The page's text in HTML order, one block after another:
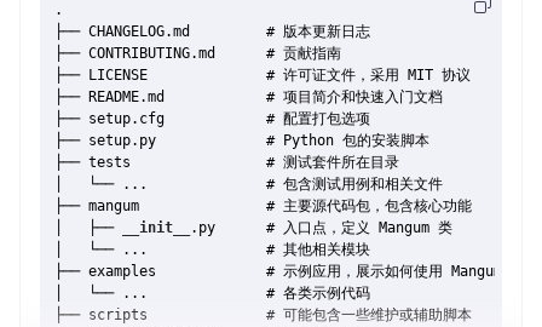
.
├── CHANGELOG.md         # 版本更新日志
├── CONTRIBUTING.md      # 贡献指南
├── LICENSE              # 许可证文件，采用 MIT 协议
├── README.md            # 项目简介和快速入门文档
├── setup.cfg            # 配置打包选项
├── setup.py             # Python 包的安装脚本
├── tests                # 测试套件所在目录
│   └── ...              # 包含测试用例和相关文件
├── mangum               # 主要源代码包，包含核心功能
│   ├──
__init__
.py      # 入口点，定义 Mangum 类
│   └── ...              # 其他相关模块
├── examples             # 示例应用，展示如何使用 Mangum
│   └── ...              # 各类示例代码
├── scripts              # 可能包含一些维护或辅助脚本